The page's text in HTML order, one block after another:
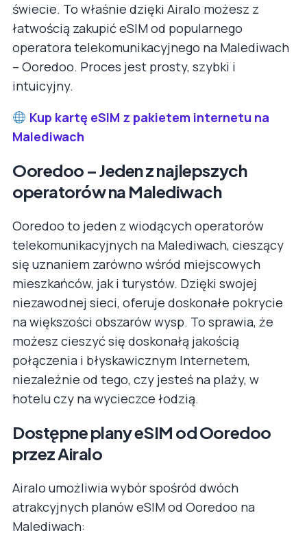
świecie. To właśnie dzięki Airalo możesz z
łatwością zakupić eSIM od popularnego
operatora telekomunikacyjnego na Malediwach
– Ooredoo. Proces jest prosty, szybki i
intuicyjny.
Kup kartę eSIM z pakietem internetu na
Malediwach
Ooredoo – Jeden z najlepszych
operatorów na Malediwach
Ooredoo to jeden z wiodących operatorów
telekomunikacyjnych na Malediwach, cieszący
się uznaniem zarówno wśród miejscowych
mieszkańców, jak i turystów. Dzięki swojej
niezawodnej sieci, oferuje doskonałe pokrycie
na większości obszarów wysp. To sprawia, że
możesz cieszyć się doskonałą jakością
połączenia i błyskawicznym Internetem,
niezależnie od tego, czy jesteś na plaży, w
hotelu czy na wycieczce łodzią.
Dostępne plany eSIM od Ooredoo
przez Airalo
Airalo umożliwia wybór spośród dwóch
atrakcyjnych planów eSIM od Ooredoo na
Malediwach: